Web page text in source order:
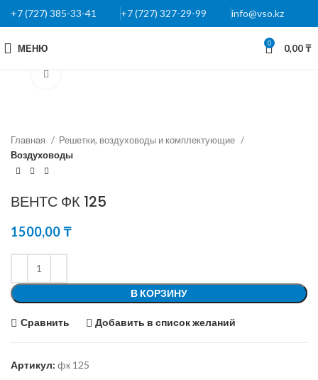
+7 (727) 385-33-41 +7 (727) 327-29-99 info@vso.kz
МЕНЮ 0 0,00₸
Главная
Решетки, воздуховоды и комплектующие
Воздуховоды
ВЕНТС ФК 125
1500,00₸
В КОРЗИНУ
Сравнить Добавить в список желаний
Артикул: фк 125